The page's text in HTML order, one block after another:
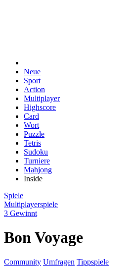
Neue
Sport
Action
Multiplayer
Highscore
Card
Wort
Puzzle
Tetris
Sudoku
Turniere
Mahjong
Inside
Spiele
Multiplayerspiele
3 Gewinnt
Bon Voyage
Community Umfragen Tippspiele